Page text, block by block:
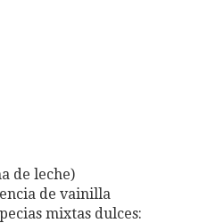
de leche)
de vainilla
mixtas dulces: